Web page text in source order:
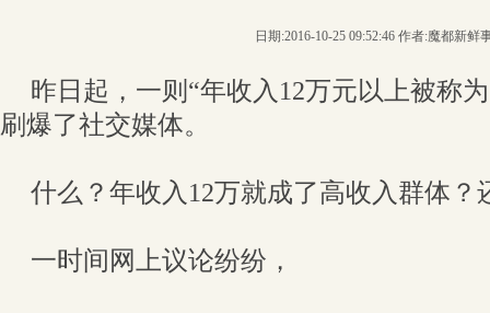
日期:2016-10-25 09:52:46 作者:魔都新鲜
昨日起，一则“年收入12万元以上被称
刷爆了社交媒体。
什么？年收入12万就成了高收入群体？
一时间网上议论纷纷，